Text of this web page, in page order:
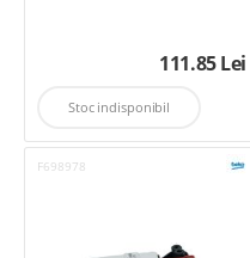
111.85Lei
Stoc indisponibil
F698978